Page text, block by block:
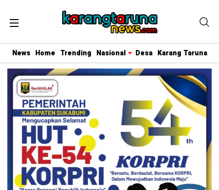
News Home Trending Nasional Desa Karang Taruna